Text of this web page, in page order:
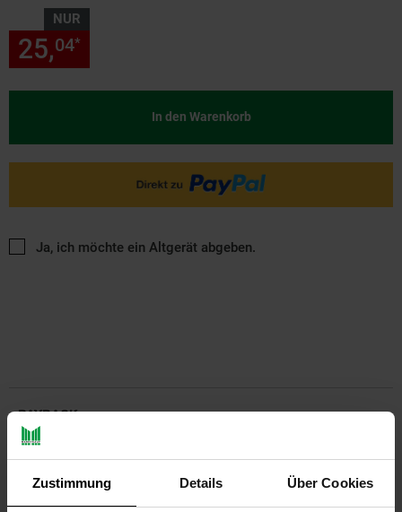
Zustimmung Details Über Cookies
NUR
25,04*
In den Warenkorb
Ja, ich möchte ein Altgerät abgeben.
PAYBACK
Payback Punkte
Extra°Punkte:
0